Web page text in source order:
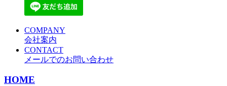
COMPANY
会社案内
CONTACT
メールでのお問い合わせ
HOME